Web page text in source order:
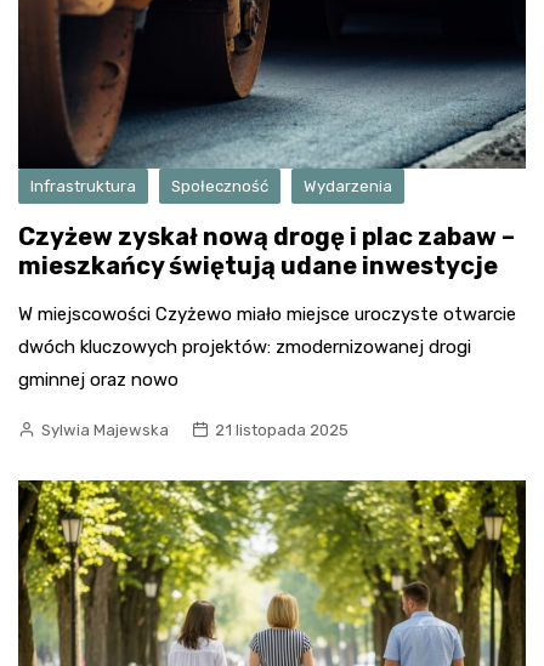
Infrastruktura Społeczność Wydarzenia
Czyżew zyskał nową drogę i plac zabaw –
mieszkańcy świętują udane inwestycje
W miejscowości Czyżewo miało miejsce uroczyste otwarcie
dwóch kluczowych projektów: zmodernizowanej drogi
gminnej oraz nowo
Sylwia Majewska 21 listopada 2025